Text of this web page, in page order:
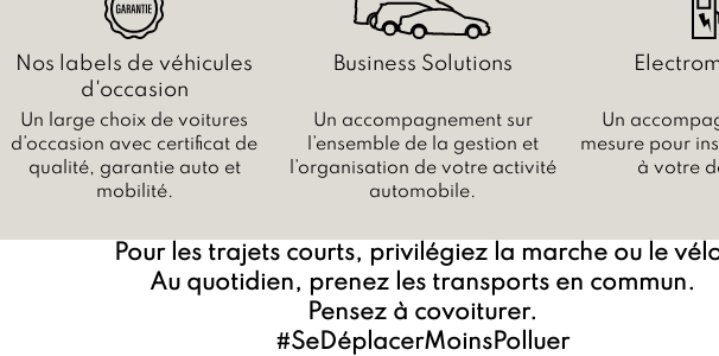
Nos labels de véhicules
d'occasion
Un large choix de voitures
d’occasion avec certificat de
qualité, garantie auto et
mobilité.
Business Solutions
Un accompagnement sur
l’ensemble de la gestion et
l’organisation de votre activité
automobile.
Un
mesure pour
à votre
Pour les trajets courts, privilégiez la marche ou le
Au quotidien, prenez les transports en commun.
Pensez à covoiturer.
#SeDéplacerMoinsPolluer